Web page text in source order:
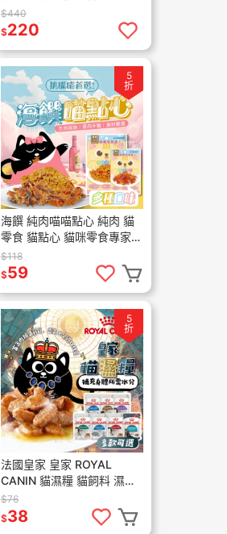
然原肉
$440
$220
5
折
海饌 純肉喵喵點心 純肉 貓
零食 貓點心 貓咪零食專家
喵點心 貓咪零食 貓咪點心
挑嘴貓點
$118
$59
5
折
法國皇家 皇家 ROYAL
CANIN 貓濕糧 貓飼料 濕糧
餐包 主食罐 主食餐包 貓主
食濕糧 85g
$76
$38